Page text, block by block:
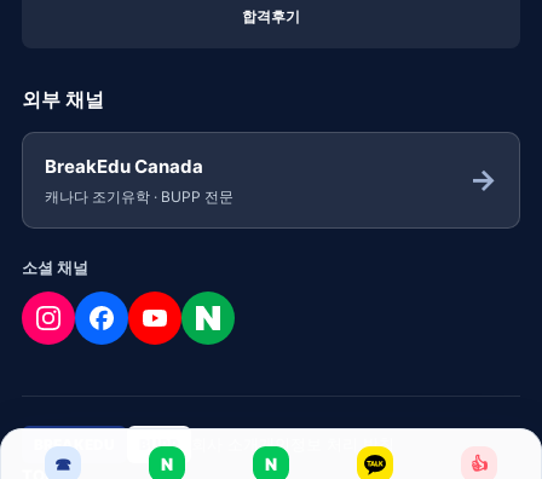
합격후기
외부 채널
BreakEdu Canada
캐나다 조기유학 · BUPP 전문 →
소셜 채널
BREAKEDU BUPP 회사 소개개인정보 처리 방침
☎ N N 👍